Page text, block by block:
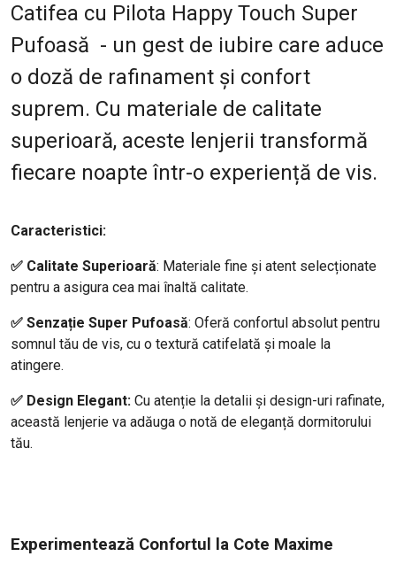
Catifea cu Pilota Happy Touch Super
Pufoasă - un gest de iubire care aduce
o doză de rafinament și confort
suprem. Cu materiale de calitate
superioară, aceste lenjerii transformă
fiecare noapte într-o experiență de vis.
Caracteristici:
✅ Calitate Superioară: Materiale fine și atent selecționate
pentru a asigura cea mai înaltă calitate.
✅ Senzație Super Pufoasă: Oferă confortul absolut pentru
somnul tău de vis, cu o textură catifelată și moale la
atingere.
✅ Design Elegant: Cu atenție la detalii și design-uri rafinate,
această lenjerie va adăuga o notă de eleganță dormitorului
tău.
Experimentează Confortul la Cote Maxime